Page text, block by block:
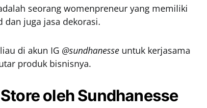
seorang womenpreneur yang memiliki
juga jasa dekorasi.
di akun IG @sundhanesse untuk kerjasama
produk bisnisnya.
oleh Sundhanesse